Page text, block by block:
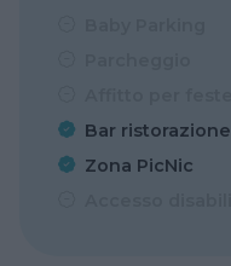
Bar ristorazione
Zona PicNic